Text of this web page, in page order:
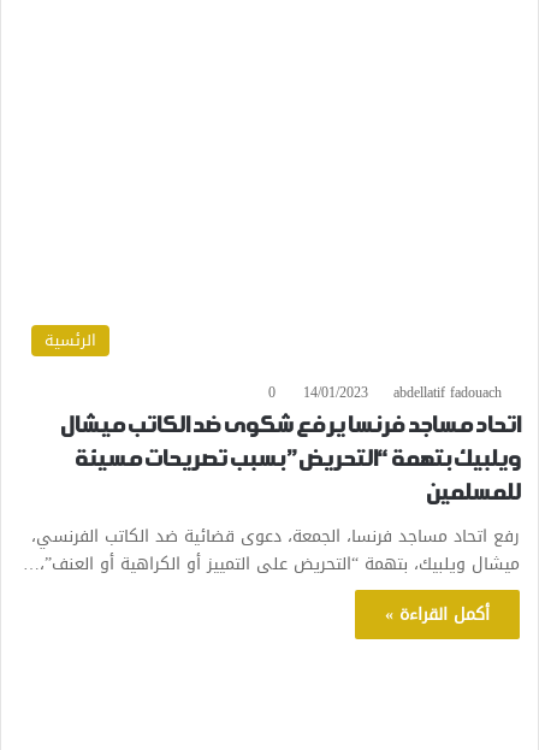
الرئسية
abdellatif fadouach
14/01/2023
0
اتحاد مساجد فرنسا يرفع شكوى ضد الكاتب ميشال
ويلبيك بتهمة “التحريض” بسبب تصريحات مسيئة
للمسلمين
رفع اتحاد مساجد فرنسا، الجمعة، دعوى قضائية ضد الكاتب الفرنسي،
ميشال ويلبيك، بتهمة “التحريض على التمييز أو الكراهية أو العنف”،…
أكمل القراءة »